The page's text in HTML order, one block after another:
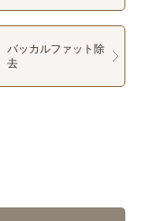
バッカルファット除
去